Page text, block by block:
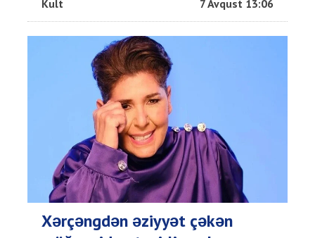
Kult 7 Avqust 13:06
Xərçəngdən əziyyət çəkən